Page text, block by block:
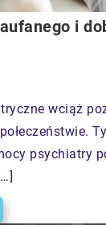
i
wciąż
psychiatry